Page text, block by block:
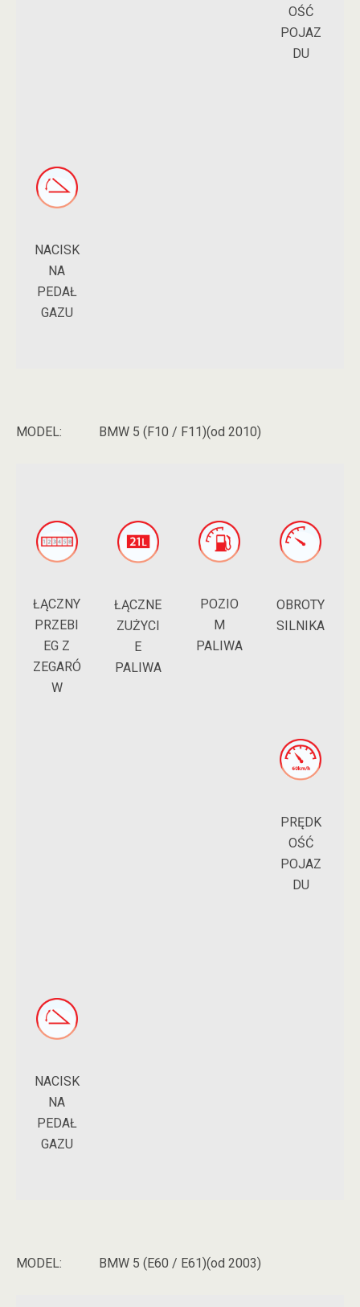
OŚĆ
POJAZ
DU
NACISK
NA
PEDAŁ
GAZU
MODEL: BMW 5 (F10 / F11)(od 2010)
ŁĄCZNY
PRZEBI
EG Z
ZEGARÓ
W
ŁĄCZNE
ZUŻYCI
E
PALIWA
POZIO
M
PALIWA
OBROTY
SILNIKA
PRĘDK
OŚĆ
POJAZ
DU
NACISK
NA
PEDAŁ
GAZU
MODEL: BMW 5 (E60 / E61)(od 2003)